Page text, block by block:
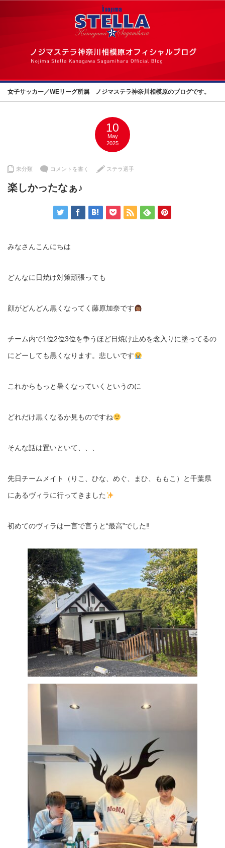
女子サッカー／WEリーグ所属 ノジマステラ神奈川相模原のブログです。
10
May
2025
未分類 コメントを書く ステラ選手
楽しかったなぁ♪
みなさんこんにちは
どんなに日焼け対策頑張っても
顔がどんどん黒くなってく藤原加奈です
チーム内で1位2位3位を争うほど日焼け止めを念入りに塗ってるの
にどーしても黒くなります。悲しいです
これからもっと暑くなっていくというのに
どれだけ黒くなるか見ものですね
そんな話は置いといて、、、
先日チームメイト（りこ、ひな、めぐ、まひ、ももこ）と千葉県
にあるヴィラに行ってきました
初めてのヴィラは一言で言うと“最高”でした‼︎